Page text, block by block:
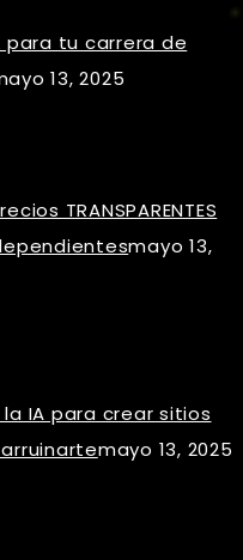
para tu carrera de
13, 2025
TRANSPARENTES
mayo 13,
IA para crear sitios
mayo 13, 2025